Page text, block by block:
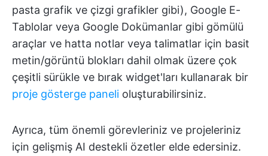
pasta grafik ve çizgi grafikler gibi), Google E-
Tablolar veya Google Dokümanlar gibi gömülü
araçlar ve hatta notlar veya talimatlar için basit
metin/görüntü blokları dahil olmak üzere çok
çeşitli sürükle ve bırak widget'ları kullanarak bir
proje gösterge paneli oluşturabilirsiniz.
Ayrıca, tüm önemli görevleriniz ve projeleriniz
için gelişmiş AI destekli özetler elde edersiniz.